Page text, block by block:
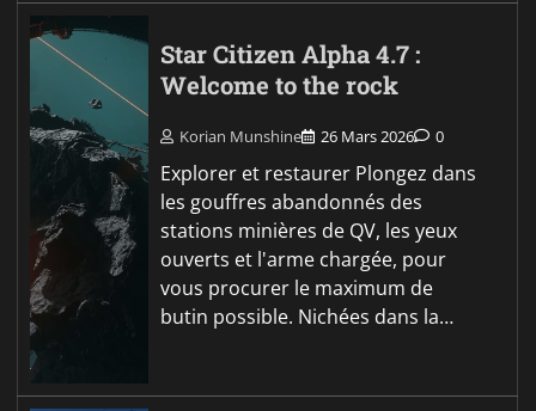
Star Citizen Alpha 4.7 :
Welcome to the rock
Korian Munshine 26 Mars 2026 0
Explorer et restaurer Plongez dans
les gouffres abandonnés des
stations minières de QV, les yeux
ouverts et l'arme chargée, pour
vous procurer le maximum de
butin possible. Nichées dans la…